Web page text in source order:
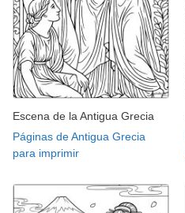
Escena de la Antigua Grecia
Páginas de Antigua Grecia
para imprimir